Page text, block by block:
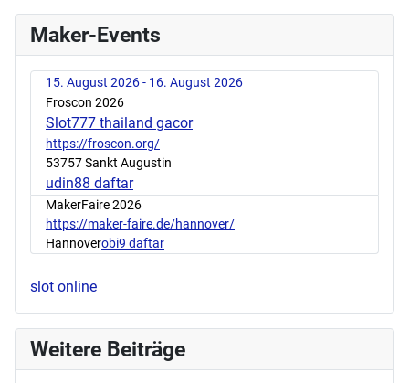
Maker-Events
15. August 2026 - 16. August 2026
Froscon 2026
Slot777 thailand gacor
https://froscon.org/
53757 Sankt Augustin
udin88 daftar
MakerFaire 2026
https://maker-faire.de/hannover/
Hannoverobi9 daftar
slot online
Weitere Beiträge